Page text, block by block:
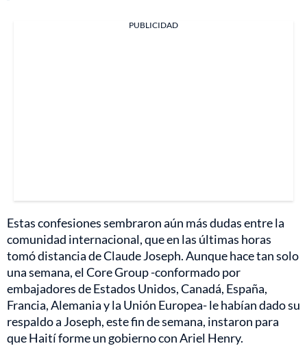
PUBLICIDAD
Estas confesiones sembraron aún más dudas entre la
comunidad internacional, que en las últimas horas
tomó distancia de Claude Joseph. Aunque hace tan solo
una semana, el Core Group -conformado por
embajadores de Estados Unidos, Canadá, España,
Francia, Alemania y la Unión Europea- le habían dado su
respaldo a Joseph, este fin de semana, instaron para
que Haití forme un gobierno con Ariel Henry.